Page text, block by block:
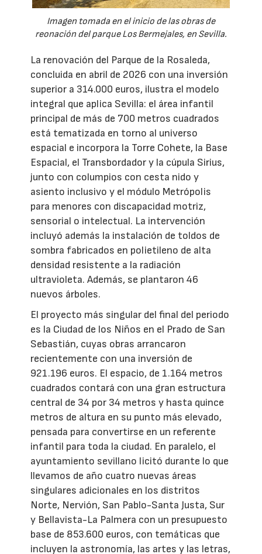
Imagen tomada en el inicio de las obras de
reonación del parque Los Bermejales, en Sevilla.
La renovación del Parque de la Rosaleda,
concluida en abril de 2026 con una inversión
superior a 314.000 euros, ilustra el modelo
integral que aplica Sevilla: el área infantil
principal de más de 700 metros cuadrados
está tematizada en torno al universo
espacial e incorpora la Torre Cohete, la Base
Espacial, el Transbordador y la cúpula Sirius,
junto con columpios con cesta nido y
asiento inclusivo y el módulo Metrópolis
para menores con discapacidad motriz,
sensorial o intelectual. La intervención
incluyó además la instalación de toldos de
sombra fabricados en polietileno de alta
densidad resistente a la radiación
ultravioleta. Además, se plantaron 46
nuevos árboles.
El proyecto más singular del final del periodo
es la Ciudad de los Niños en el Prado de San
Sebastián, cuyas obras arrancaron
recientemente con una inversión de
921.196 euros. El espacio, de 1.164 metros
cuadrados contará con una gran estructura
central de 34 por 34 metros y hasta quince
metros de altura en su punto más elevado,
pensada para convertirse en un referente
infantil para toda la ciudad. En paralelo, el
ayuntamiento sevillano licitó durante lo que
llevamos de año cuatro nuevas áreas
singulares adicionales en los distritos
Norte, Nervión, San Pablo-Santa Justa, Sur
y Bellavista-La Palmera con un presupuesto
base de 853.600 euros, con temáticas que
incluyen la astronomía, las artes y las letras,